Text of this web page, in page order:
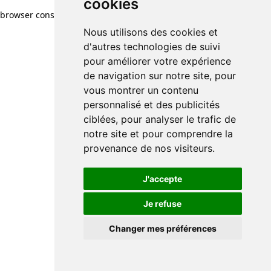
cookies
Nous utilisons des cookies et
d'autres technologies de suivi
pour améliorer votre expérience
de navigation sur notre site, pour
vous montrer un contenu
personnalisé et des publicités
ciblées, pour analyser le trafic de
notre site et pour comprendre la
provenance de nos visiteurs.
J'accepte
Je refuse
Changer mes préférences
browser console for more information)